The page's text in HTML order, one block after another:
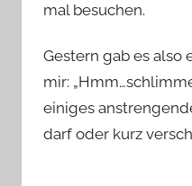
mal besuchen.
Gestern gab es also
mir:
einiges
darf oder kurz